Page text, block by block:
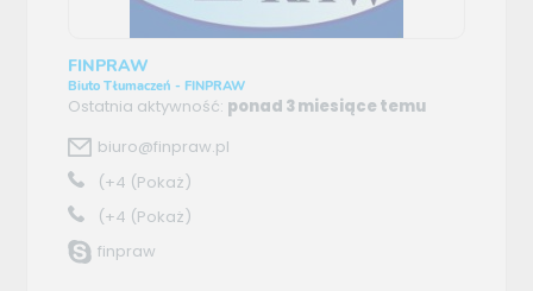
FINPRAW
Biuto Tłumaczeń - FINPRAW
Ostatnia aktywność: ponad 3 miesiące temu
biuro@finpraw.pl
(+4 (Pokaż)
(+4 (Pokaż)
finpraw